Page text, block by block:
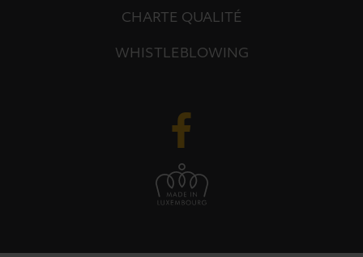
CHARTE QUALITÉ
WHISTLEBLOWING